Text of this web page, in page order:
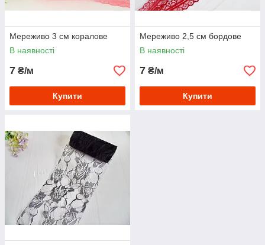
Мереживо 3 см коралове
В наявності
7 ₴/м
Купити
Мереживо 2,5 см бордове
В наявності
7 ₴/м
Купити